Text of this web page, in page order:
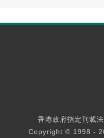
香港政府指定刊載
Copyright © 1998 -